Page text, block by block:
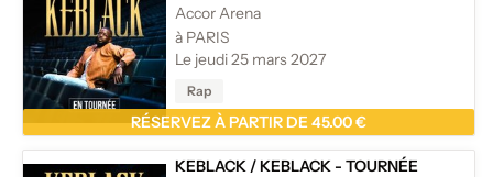
Accor Arena
à PARIS
Le jeudi 25 mars 2027
Rap
RÉSERVEZ À PARTIR DE 45.00 €
KEBLACK /KEBLACK - TOURNÉE